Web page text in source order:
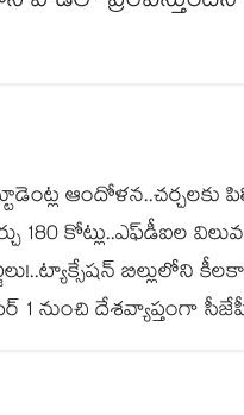
ఆందోళన..చర్చలకు
180 కోట్లు..ఎఫ్‌‌‌‌‌‌‌‌డీఐల విలువ
బిల్లులోని
1 నుంచి దేశవ్యాప్తంగా